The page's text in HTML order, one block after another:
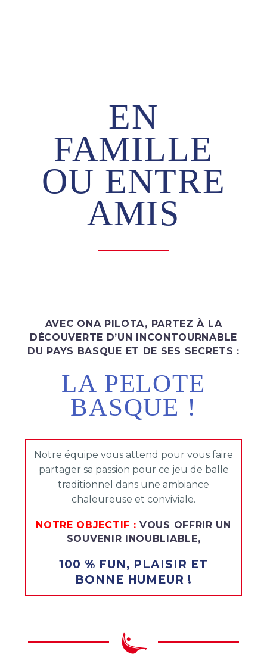
EN
FAMILLE
OU ENTRE
AMIS
AVEC ONA PILOTA, PARTEZ À LA
DÉCOUVERTE D’UN INCONTOURNABLE
DU PAYS BASQUE ET DE SES SECRETS :
LA PELOTE
BASQUE !
Notre équipe vous attend pour vous faire
partager sa passion pour ce jeu de balle
traditionnel dans une ambiance
chaleureuse et conviviale.
NOTRE OBJECTIF : VOUS OFFRIR UN
SOUVENIR INOUBLIABLE,
100 % FUN, PLAISIR ET
BONNE HUMEUR !